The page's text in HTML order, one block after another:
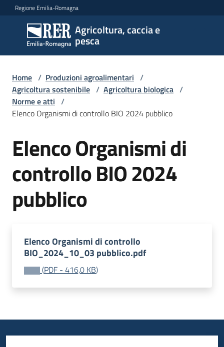
Vai al contenuto
Vai alla navigazione
Vai al footer
Regione Emilia-Romagna
Agricoltura, caccia e
pesca
Agricoltura,
caccia e
pesca
Argomenti
Novità
Servizi
Leggi
Piani
programmi
Home / Produzioni agroalimentari /
Agricoltura sostenibile / Agricoltura biologica /
Norme e atti /
Elenco Organismi di controllo BIO 2024 pubblico
Elenco Organismi di
controllo BIO 2024
pubblico
Elenco Organismi di controllo
BIO_2024_10_03 pubblico.pdf
(PDF - 416,0 KB)